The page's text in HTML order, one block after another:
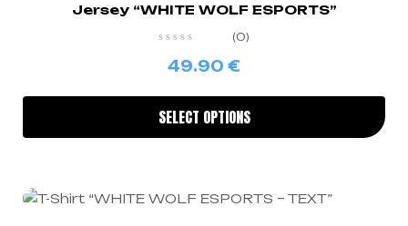
Jersey “WHITE WOLF ESPORTS”
(0)
49.90 €
SELECT OPTIONS